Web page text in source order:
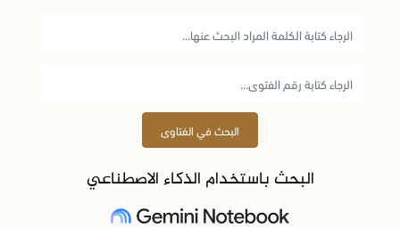
البحث في الفتاوى
البحث باستخدام الذكاء الاصطناعي